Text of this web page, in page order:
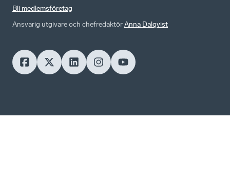
Bli medlemsföretag
Ansvarig utgivare och chefredaktörAnna Dalqvist